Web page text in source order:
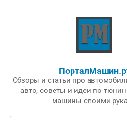
Обзоры и статьи про
авто, советы и идеи по
машины своими
Поиск: